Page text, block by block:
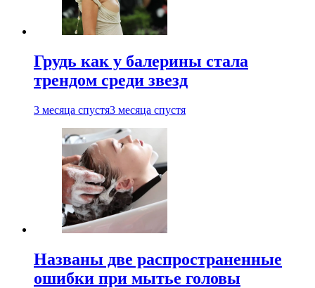
Грудь как у балерины стала
трендом среди звезд
3 месяца спустя3 месяца спустя
Названы две распространенные
ошибки при мытье головы